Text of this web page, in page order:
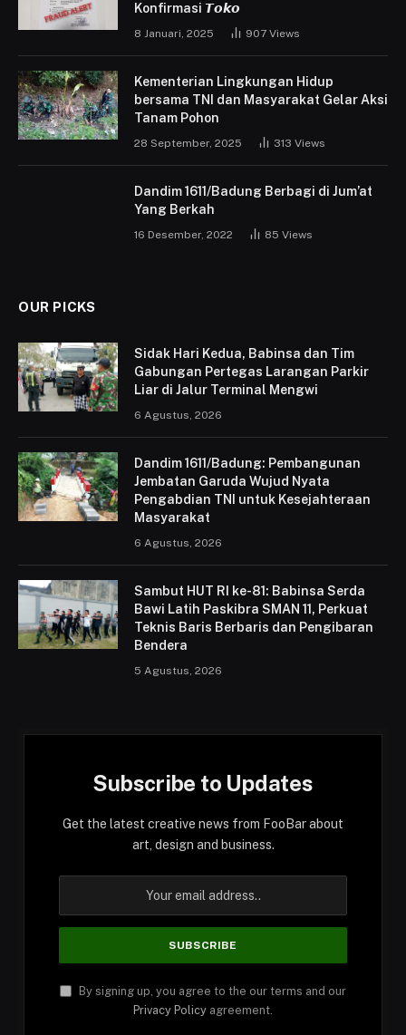
Konfirmasi 𝙏𝙤𝙠𝙤
8 Januari, 2025 907 Views
Kementerian Lingkungan Hidup
bersama TNI dan Masyarakat Gelar Aksi
Tanam Pohon
28 September, 2025 313 Views
Dandim 1611/Badung Berbagi di Jum’at
Yang Berkah
16 Desember, 2022 85 Views
OUR PICKS
Sidak Hari Kedua, Babinsa dan Tim
Gabungan Pertegas Larangan Parkir
Liar di Jalur Terminal Mengwi
6 Agustus, 2026
Dandim 1611/Badung: Pembangunan
Jembatan Garuda Wujud Nyata
Pengabdian TNI untuk Kesejahteraan
Masyarakat
6 Agustus, 2026
Sambut HUT RI ke-81: Babinsa Serda
Bawi Latih Paskibra SMAN 11, Perkuat
Teknis Baris Berbaris dan Pengibaran
Bendera
5 Agustus, 2026
Subscribe to Updates
Get the latest creative news from FooBar about
art, design and business.
By signing up, you agree to the our terms and our
Privacy Policy agreement.